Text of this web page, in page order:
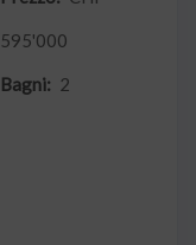
595'000
Bagni: 2